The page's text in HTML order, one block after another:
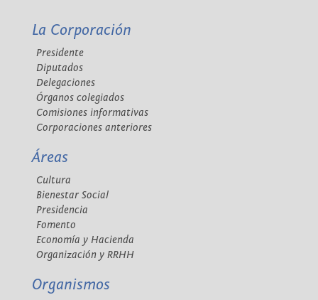
La Corporación
Presidente
Diputados
Delegaciones
Órganos colegiados
Comisiones informativas
Corporaciones anteriores
Áreas
Cultura
Bienestar Social
Presidencia
Fomento
Economía y Hacienda
Organización y RRHH
Organismos